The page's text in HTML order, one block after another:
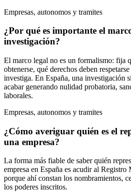
Empresas, autonomos y tramites
¿Por qué es importante el
investigación?
El marco legal no es un formalismo: fija
obtenerse, qué derechos deben
investiga. En España, una investigación
acabar generando nulidad probatoria,
laborales.
Empresas, autonomos y tramites
¿Cómo averiguar quién es el
una empresa?
La forma más fiable de saber quién
empresa en España es acudir al
porque ahí constan los nombramientos,
los poderes inscritos.